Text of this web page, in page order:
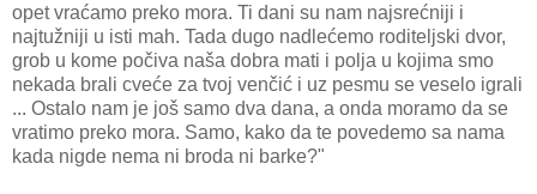
opet vraćamo preko mora. Ti dani su nam najsrećniji i
najtužniji u isti mah. Tada dugo nadlećemo roditeljski dvor,
grob u kome počiva naša dobra mati i polja u kojima smo
nekada brali cveće za tvoj venčić i uz pesmu se veselo igrali
... Ostalo nam je još samo dva dana, a onda moramo da se
vratimo preko mora. Samo, kako da te povedemo sa nama
kada nigde nema ni broda ni barke?"